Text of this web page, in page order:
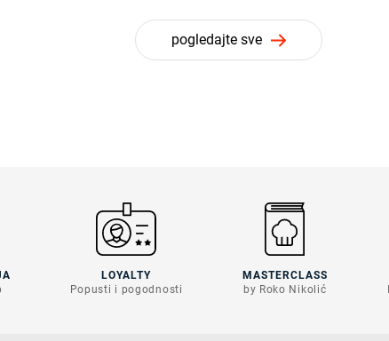
pogledajte sve
LOYALTY
Popusti i pogodnosti
MASTERCLASS
by Roko Nikolić